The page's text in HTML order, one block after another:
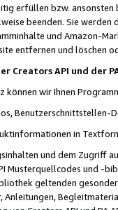
erfüllen bzw. ansonsten
beenden. Sie werden
und Amazon-
entfernen und löschen
Creators API und der
können wir Ihnen
Benutzerschnittstellen-
in
und dem Zugriff
Musterquellcodes und
geltenden
Anleitungen,